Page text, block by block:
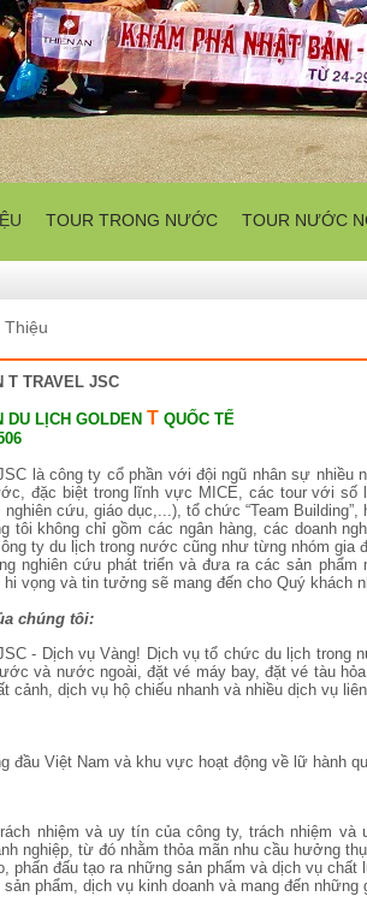
TOUR TRONG NƯỚC TOUR NƯỚC
Thiệu
T TRAVEL JSC
DU LỊCH GOLDEN T QUỐC TẾ
là công ty cổ phần với đội ngũ nhân sự nhiều
đặc biệt trong lĩnh vực MICE, các tour với
nghiên cứu, giáo dục,...), tổ chức “Team
tôi không chỉ gồm các ngân hàng, các doanh
ty du lịch trong nước cũng như từng nhóm gia
nghiên cứu phát triển và đưa ra các sản
hi vọng và tin tưởng sẽ mang đến cho Quý khách
chúng tôi:
- Dịch vụ Vàng! Dịch vụ tổ chức du lịch
và nước ngoài, đặt vé máy bay, đặt vé tàu
cảnh, dịch vụ hộ chiếu nhanh và nhiều dịch vụ
đầu Việt Nam và khu vực hoạt động về lữ hành
nhiệm và uy tín của công ty, trách nhiệm và
nghiệp, từ đó nhằm thỏa mãn nhu cầu hưởng
phấn đấu tạo ra những sản phẩm và dịch vụ
phẩm, dịch vụ kinh doanh và mang đến